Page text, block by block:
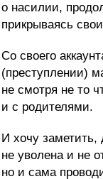
о насилии,
прикрываясь
Со своего
(преступлении)
не смотря не то
и с родителями.
И хочу заметить,
не уволена и не
но и сама